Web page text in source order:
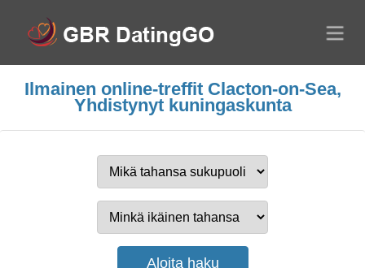
Ilmainen online-treffit Clacton-on-Sea,
Yhdistynyt kuningaskunta